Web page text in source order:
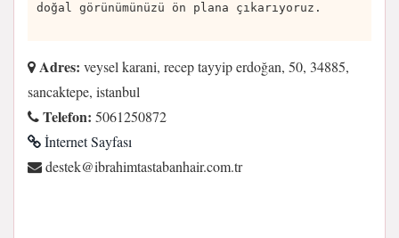
doğal görünümünüzü ön plana çıkarıyoruz.
Adres: veysel karani, recep tayyip erdoğan, 50, 34885,
sancaktepe, istanbul
Telefon: 5061250872
İnternet Sayfası
rt.moc.riahnabatsatmiharbi@ketsed